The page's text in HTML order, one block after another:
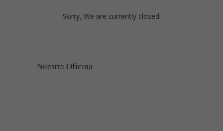
Sorry, We are currently closed.
Nuestra Oficina